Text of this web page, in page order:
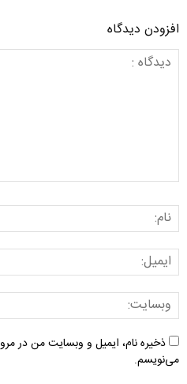
افزودن دیدگاه
ذخیره نام، ایمیل و وبسایت من در
می‌نویسم.